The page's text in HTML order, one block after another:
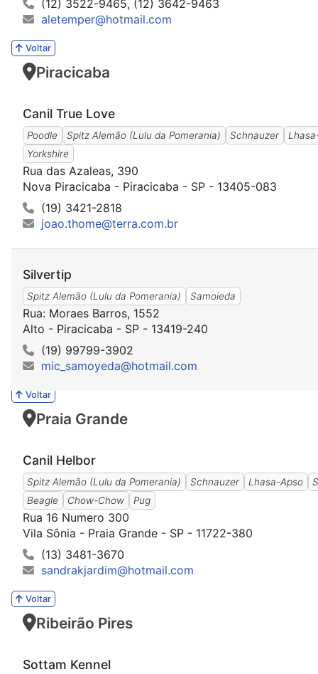
(12) 3522-9465, (12) 3642-9463
aletemper@hotmail.com
Voltar
Piracicaba
Canil True Love
Poodle Spitz Alemão (Lulu da Pomerania) Schnauzer
Yorkshire
Rua das Azaleas, 390
Nova Piracicaba - Piracicaba - SP - 13405-083
(19) 3421-2818
joao.thome@terra.com.br
Silvertip
Spitz Alemão (Lulu da Pomerania) Samoieda
Rua: Moraes Barros, 1552
Alto - Piracicaba - SP - 13419-240
(19) 99799-3902
mic_samoyeda@hotmail.com
Voltar
Praia Grande
Canil Helbor
Spitz Alemão (Lulu da Pomerania) Schnauzer Lhasa-Apso
Beagle
Chow-Chow Pug
Rua 16 Numero 300
Vila Sônia - Praia Grande - SP - 11722-380
(13) 3481-3670
sandrakjardim@hotmail.com
Voltar
Ribeirão Pires
Sottam Kennel